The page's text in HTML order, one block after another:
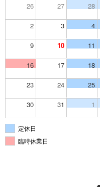
26 27 28
2 3 4
9 10 11
16 17 18
23 24 25
30 31 1
定休日
臨時休業日